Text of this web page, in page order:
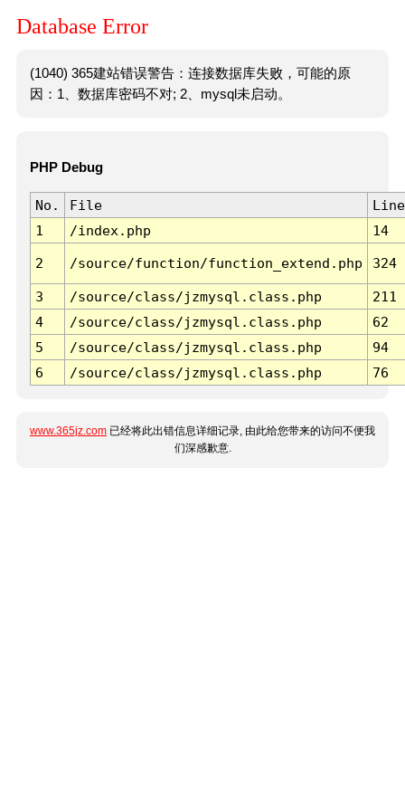
Database Error
(1040) 365建站错误警告：连接数据库失败，可能的原
因：1、数据库密码不对; 2、mysql未启动。
PHP Debug
No. File
Line
1
/index.php 14
2 /source/function/function_extend.php 324
3 /source/class/jzmysql.class.php
211
4
/source/class/jzmysql.class.php
62
5
/source/class/jzmysql.class.php
94
6
/source/class/jzmysql.class.php 76
www.365jz.com 已经将此出错信息详细记录, 由此给您带来的访问不便我
们深感歉意.